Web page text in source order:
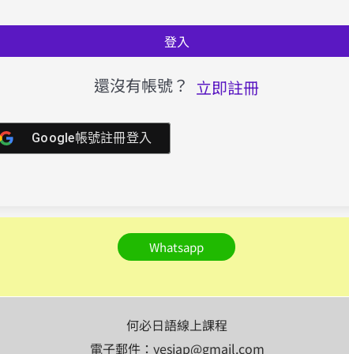
登入
還沒有帳號？ 立即註冊
Google帳號註冊登入
Whatsapp
何必日語線上課程
電子郵件：yesjap@gmail.com